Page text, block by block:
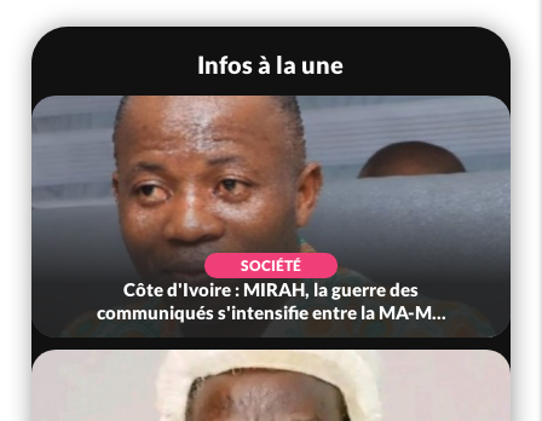
Infos à la une
SOCIÉTÉ
Côte d'Ivoire : MIRAH, la guerre des
communiqués s'intensifie entre la MA-M...